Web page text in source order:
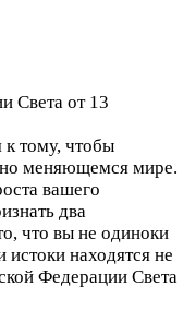
Света от 13
к тому, чтобы
меняющемся мире.
вашего
два
что вы не одиноки
находятся не
Федерации Света